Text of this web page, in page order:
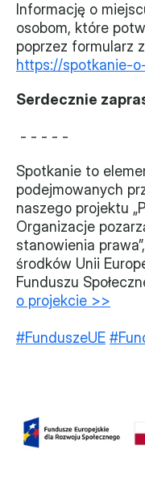
Laureaci
Informację o
osobom, które
poprzez formularz
https://spotkanie-
Serdecznie
- - - - -
Spotkanie to
podejmowanych
naszego projektu
Organizacje
stanowienia
środków Unii
Funduszu
o projekcie >>
#FunduszeUE